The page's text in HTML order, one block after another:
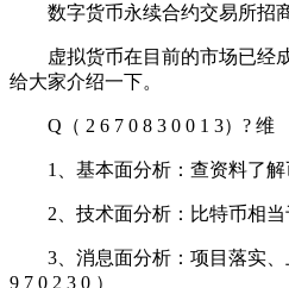
数字货币永续合约交易所招商
虚拟货币在目前的市场已经成
给大家介绍一下。
Q（ 2 6 7 0 8 3 0 0 1 3）? 维 （
1、基本面分析：查资料了解
2、技术面分析：比特币相当
3、消息面分析：项目落实、上
9 7 0 2 3 0 ）